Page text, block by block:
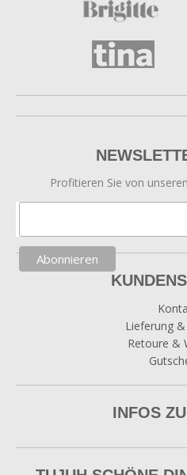
Profitieren Sie von
Lieferung
Retoure &
INFOS